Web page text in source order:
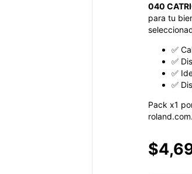
040
para tu
✅
✅
✅
✅
Pack x1
$4,